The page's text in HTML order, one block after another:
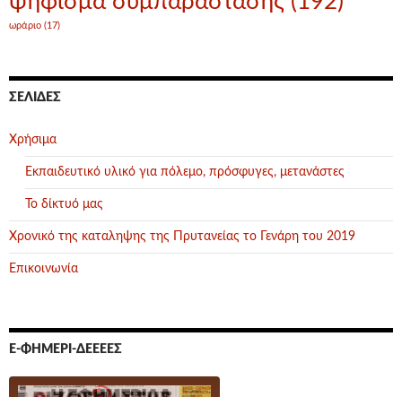
ωράριο (17)
ΣΕΛΊΔΕΣ
Χρήσιμα
Εκπαιδευτικό υλικό για πόλεμο, πρόσφυγες, μετανάστες
Το δίκτυό μας
Χρονικό της καταληψης της Πρυτανείας το Γενάρη του 2019
Επικοινωνία
Ε-ΦΗΜΕΡΊ-ΔΕΕΕΕΣ